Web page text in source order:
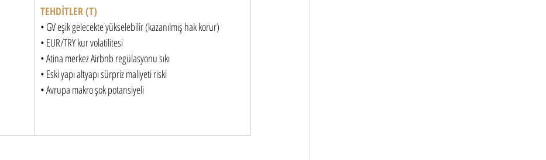
TEHDİTLER (T)
• GV eşik gelecekte yükselebilir (kazanılmış hak korur)
• EUR/TRY kur volatilitesi
• Atina merkez Airbnb regülasyonu sıkı
• Eski yapı altyapı sürpriz maliyeti riski
• Avrupa makro şok potansiyeli